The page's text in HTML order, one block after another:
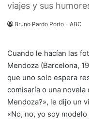
viajes y sus
Bruno Pardo Porto - ABC
Cuando le hacían las
Mendoza (Barcelona,
que uno solo espera
comisaría o una novela
Mendoza?», le dijo un
«No, no, yo soy